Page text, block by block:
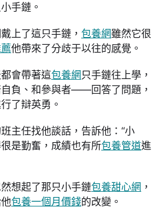
手鏈。
上了這只手鏈， 包養網雖然它很
他帶來了分歧于以往的感覺。
會帶著這包養網 只手鏈往上學，
負、和參與者——回答了問題，
了辯英勇。
主任找他談話，告訴他：“小
是勤奮，成績也有所包養管道進
想起了那只小手鏈包養甜心網 ，
包養一個月價錢的改變。